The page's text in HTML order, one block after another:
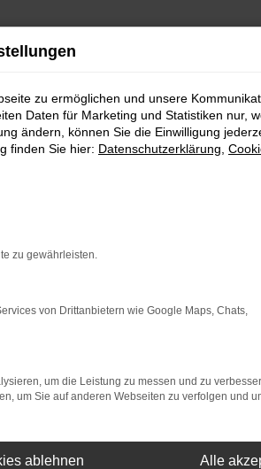
zu ermöglichen und unsere
Daten für Marketing und Statistiken nur,
ändern, können Sie die Einwilligung
finden Sie hier: Datenschutzerklärung
zu gewährleisten.
von Drittanbietern wie Google Maps, Chats,
um die Leistung zu messen und zu
um Sie auf anderen Webseiten zu verfolgen und
ablehnen Alle